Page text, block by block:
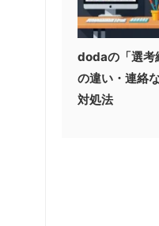
dodaの「選考
の違い・連絡
対処法